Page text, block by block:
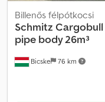
Bicske 76 km
Billenős félpótkocsi
Schmitz Cargobull
pipe body 26m³